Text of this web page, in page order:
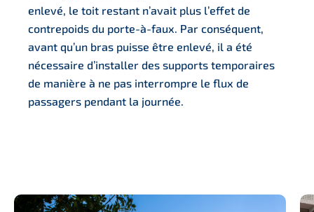
enlevé, le toit restant n’avait plus l’effet de
contrepoids du porte-à-faux. Par conséquent,
avant qu’un bras puisse être enlevé, il a été
nécessaire d’installer des supports temporaires
de manière à ne pas interrompre le flux de
passagers pendant la journée.